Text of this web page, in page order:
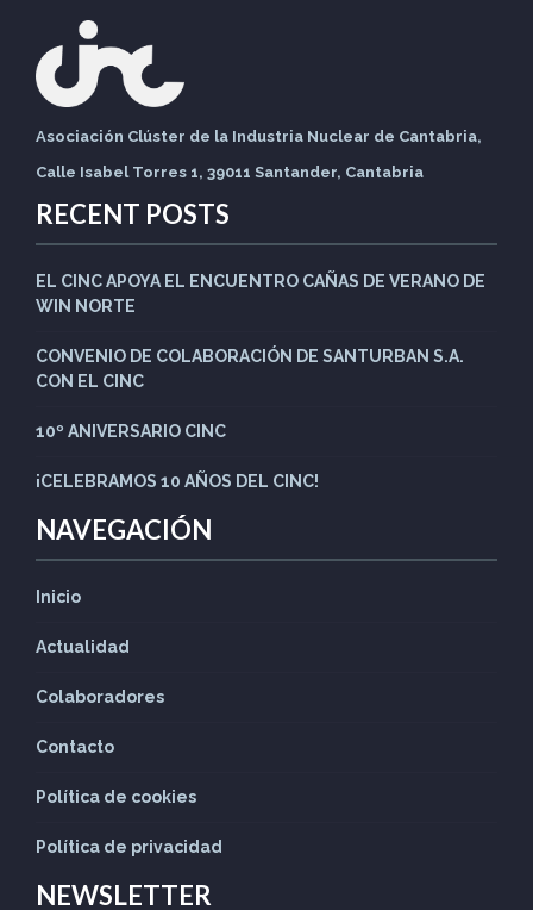
Asociación Clúster de la Industria Nuclear de Cantabria,
Calle Isabel Torres 1, 39011 Santander, Cantabria
RECENT POSTS
EL CINC APOYA EL ENCUENTRO CAÑAS DE VERANO DE
WIN NORTE
CONVENIO DE COLABORACIÓN DE SANTURBAN S.A.
CON EL CINC
10º ANIVERSARIO CINC
¡CELEBRAMOS 10 AÑOS DEL CINC!
NAVEGACIÓN
Inicio
Actualidad
Colaboradores
Contacto
Política de cookies
Política de privacidad
NEWSLETTER